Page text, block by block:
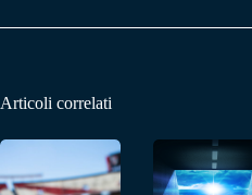
Articoli correlati